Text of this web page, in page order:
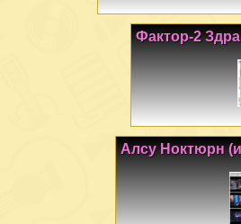
Фактор-2
Алсу Ноктюрн